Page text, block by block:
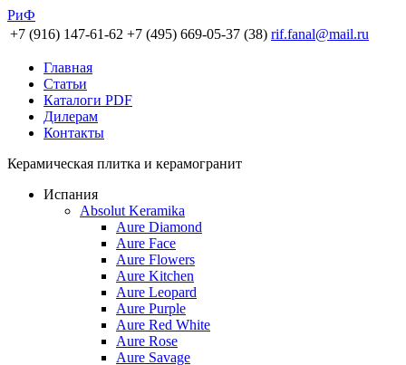
РиФ
+7 (916) 147-61-62 +7 (495) 669-05-37 (38) rif.fanal@mail.ru
Главная
Статьи
Каталоги PDF
Дилерам
Контакты
Керамическая плитка и керамогранит
Испания
Absolut Keramika
Aure Diamond
Aure Face
Aure Flowers
Aure Kitchen
Aure Leopard
Aure Purple
Aure Red White
Aure Rose
Aure Savage